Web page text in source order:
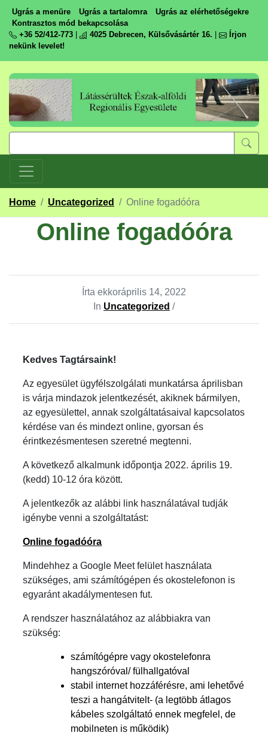
Ugrás a menüre Ugrás a tartalomra
Ugrás az elérhetőségekre
Kontrasztos mód bekapcsolása
+36 52/412-773
4025 Debrecen, Külsővásártér 16.
Írjon
nekünk levelet!
Home / Uncategorized / Online fogadóóra
Online fogadóóra
Írta ekkoráprilis 14, 2022
In Uncategorized /
Kedves Tagtársaink!
Az egyesület ügyfélszolgálati munkatársa áprilisban
is várja mindazok jelentkezését, akiknek bármilyen,
az egyesülettel, annak szolgáltatásaival kapcsolatos
kérdése van és mindezt online, gyorsan és
érintkezésmentesen szeretné megtenni.
A következő alkalmunk időpontja 2022. április 19.
(kedd) 10-12 óra között.
A jelentkezők az alábbi link használatával tudják
igénybe venni a szolgáltatást:
Online fogadóóra
Mindehhez a Google Meet felület használata
szükséges, ami számítógépen és okostelefonon is
egyaránt akadálymentesen fut.
A rendszer használatához az alábbiakra van
szükség:
számítógépre vagy okostelefonra
hangszóróval/ fülhallgatóval
stabil internet hozzáférésre, ami lehetővé
teszi a hangátvitelt- (a legtöbb átlagos
kábeles szolgáltató ennek megfelel, de
mobilneten is működik)